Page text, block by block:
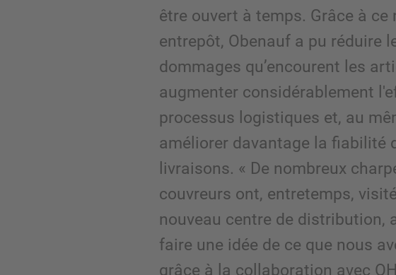
être ouvert à temps. Grâce à ce
entrepôt, Obenauf a pu réduire
dommages qu’encourent les
augmenter considérablement
processus logistiques et, au
améliorer davantage la fiabilité
livraisons. « De nombreux
couvreurs ont, entretemps,
nouveau centre de distribution,
faire une idée de ce que nous
grâce à la collaboration avec